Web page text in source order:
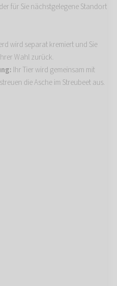
für Sie nächstgelegene Standort
wird separat kremiert und Sie
Wahl zurück.
Ihr Tier wird gemeinsam mit
die Asche im Streubeet aus.